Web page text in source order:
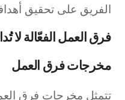
الفريق على تحقيق
فرق العمل الفعّالة لا
مخرجات فرق العمل
تتمثل مخرجات فرق